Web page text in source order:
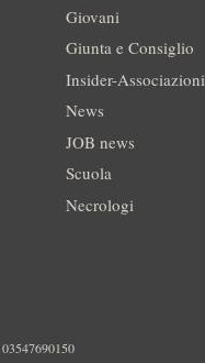
Giovani
Giunta e Consiglio
Insider-Associazioni
News
JOB news
Scuola
Necrologi